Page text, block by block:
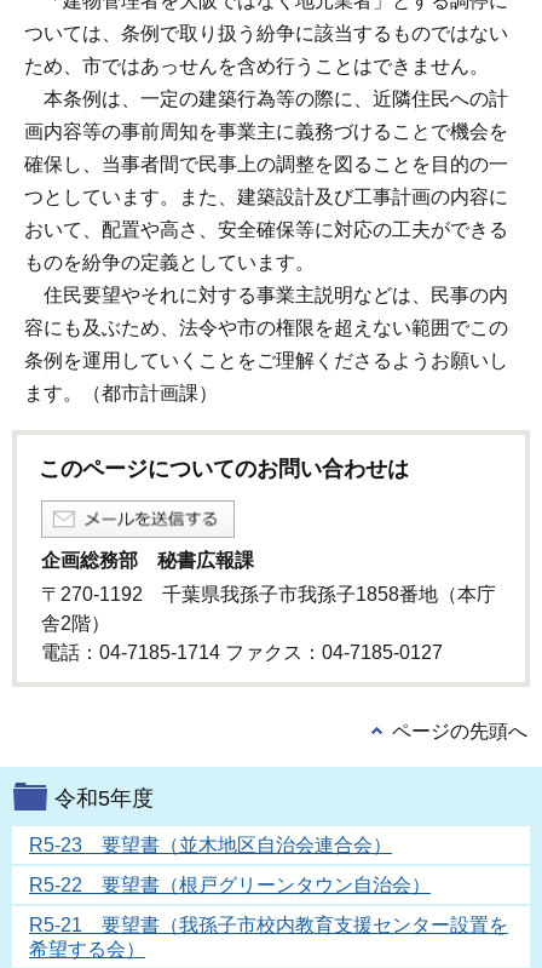
ついては、条例で取り扱う紛争に該当するものではない
ため、市ではあっせんを含め行うことはできません。
本条例は、一定の建築行為等の際に、近隣住民への計
画内容等の事前周知を事業主に義務づけることで機会を
確保し、当事者間で民事上の調整を図ることを目的の一
つとしています。また、建築設計及び工事計画の内容に
おいて、配置や高さ、安全確保等に対応の工夫ができる
ものを紛争の定義としています。
住民要望やそれに対する事業主説明などは、民事の内
容にも及ぶため、法令や市の権限を超えない範囲でこの
条例を運用していくことをご理解くださるようお願いし
ます。（都市計画課）
このページについてのお問い合わせは
企画総務部 秘書広報課
〒270-1192 千葉県我孫子市我孫子1858番地（本庁
舎2階）
電話：04-7185-1714 ファクス：04-7185-0127
ページの先頭へ
令和5年度
R5-23 要望書（並木地区自治会連合会）
R5-22 要望書（根戸グリーンタウン自治会）
R5-21 要望書（我孫子市校内教育支援センター設置を
希望する会）